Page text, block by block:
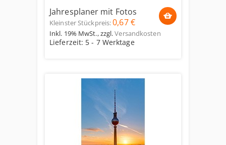
Jahresplaner mit Fotos
Kleinster Stückpreis:0,67 €
Inkl. 19% MwSt.,zzgl.Versandkosten
Lieferzeit: 5 - 7 Werktage